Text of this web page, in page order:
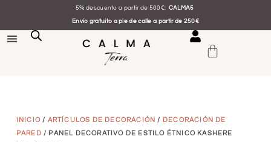
5% descuento a partir de 500€: CALMA5
Envío gratuito a pie de calle a partir de 250€
INICIO / ARTÍCULOS DE DECORACIÓN /
DECORACIÓN DE
PARED / PANEL DECORATIVO DE ESTILO ÉTNICO KASHERE